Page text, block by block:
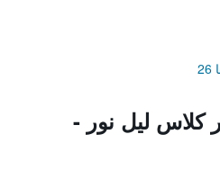
كلاس ليل نور -